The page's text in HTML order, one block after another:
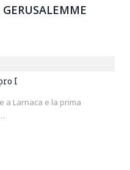
I
a Larnaca e la prima